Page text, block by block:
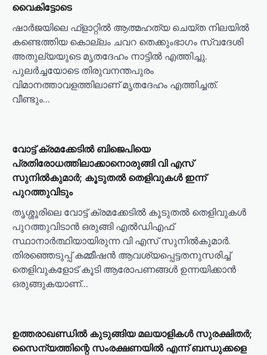
വൈകിട്ടോടെ
ഷാർജയിലെ ഫ്ളാറ്റിൽ ആത്മഹത്യ ചെയ്ത നിലയിൽ
കണ്ടെത്തിയ കൊല്ലം ചവറ തെക്കുംഭാഗം സ്വദേശി
അതുല്യയുടെ മൃതദേഹം നാട്ടിൽ എത്തിച്ചു.
പുലർച്ചയോടെ തിരുവനന്തപുരം
വിമാനത്താവളത്തിലാണ് മൃതദേഹം എത്തിച്ചത്.
വീണ്ടും…
വോട്ട് ക്രമക്കേടിൽ ബിജെപിയെ
പ്രതിരോധത്തിലാക്കാനൊരുങ്ങി വി എസ്
സുനിൽകുമാർ; കൂടുതൽ തെളിവുകൾ ഇന്ന്
പുറത്തുവിടും
തൃശ്ശൂരിലെ വോട്ട് ക്രമക്കേടിൽ കൂടുതൽ തെളിവുകൾ
പുറത്തുവിടാൻ ഒരുങ്ങി എൽഡിഎഫ്
സ്ഥാനാർത്ഥിയായിരുന്ന വി എസ് സുനിൽകുമാർ.
തിരഞ്ഞെടുപ്പ് കമ്മീഷൻ ആവശ്യപ്പെട്ടതനുസരിച്ച്
തെളിവുകളോട് കൂടി ആരോപണങ്ങൾ ഉന്നയിക്കാൻ
ഒരുങ്ങുകയാണ്…
ഉത്തരാഖണ്ഡില്‍ കുടുങ്ങിയ മലയാളികള്‍ സുരക്ഷിതര്‍;
സൈന്യത്തിന്റെ സംരക്ഷണയില്‍ എന്ന് ബന്ധുക്കളെ